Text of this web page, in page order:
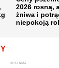
2026 rosną,
żniwa i
niepokoją
REKLAMA